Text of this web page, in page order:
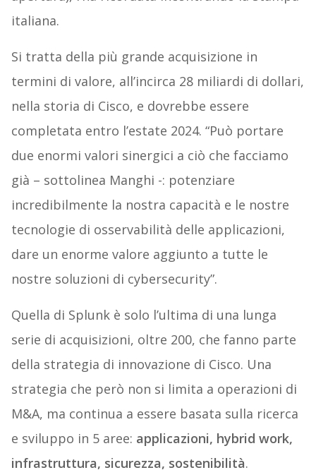
italiana.
Si tratta della più grande acquisizione in
termini di valore, all’incirca 28 miliardi di dollari,
nella storia di Cisco, e dovrebbe essere
completata entro l’estate 2024. “Può portare
due enormi valori sinergici a ciò che facciamo
già – sottolinea Manghi -: potenziare
incredibilmente la nostra capacità e le nostre
tecnologie di osservabilità delle applicazioni,
dare un enorme valore aggiunto a tutte le
nostre soluzioni di cybersecurity”.
Quella di Splunk è solo l’ultima di una lunga
serie di acquisizioni, oltre 200, che fanno parte
della strategia di innovazione di Cisco. Una
strategia che però non si limita a operazioni di
M&A, ma continua a essere basata sulla ricerca
e sviluppo in 5 aree: applicazioni, hybrid work,
infrastruttura, sicurezza, sostenibilità.